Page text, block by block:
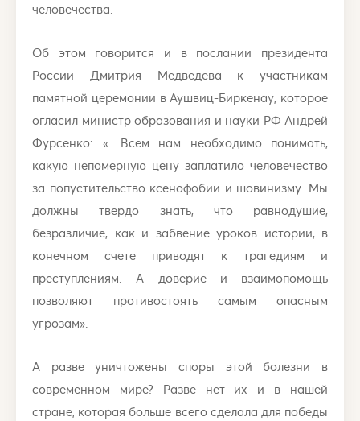
человечества.
Об этом говорится и в послании президента
России Дмитрия Медведева к участникам
памятной церемонии в Аушвиц-Биркенау, которое
огласил министр образования и науки РФ Андрей
Фурсенко: «…Всем нам необходимо понимать,
какую непомерную цену заплатило человечество
за попустительство ксенофобии и шовинизму. Мы
должны твердо знать, что равнодушие,
безразличие, как и забвение уроков истории, в
конечном счете приводят к трагедиям и
преступлениям. А доверие и взаимопомощь
позволяют противостоять самым опасным
угрозам».
А разве уничтожены споры этой болезни в
современном мире? Разве нет их и в нашей
стране, которая больше всего сделала для победы